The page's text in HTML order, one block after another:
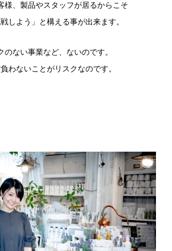
様、製品やスタッフが居るからこそ
戦しよう」と構える事が出来ます。
のない事業など、ないのです。
わないことがリスクなのです。